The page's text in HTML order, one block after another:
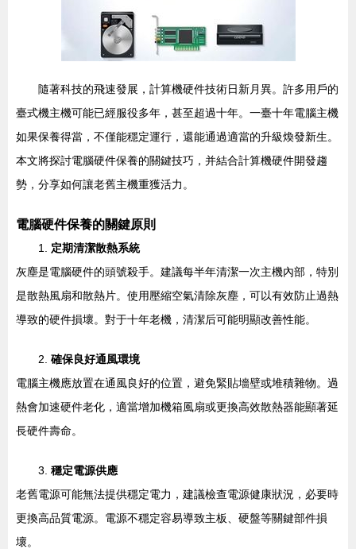
隨著科技的飛速發展，計算機硬件技術日新月異。許多用戶的
臺式機主機可能已經服役多年，甚至超過十年。一臺十年電腦主機
如果保養得當，不僅能穩定運行，還能通過適當的升級煥發新生。
本文將探討電腦硬件保養的關鍵技巧，并結合計算機硬件開發趨
勢，分享如何讓老舊主機重獲活力。
電腦硬件保養的關鍵原則
1. 定期清潔散熱系統
灰塵是電腦硬件的頭號殺手。建議每半年清潔一次主機內部，特別
是散熱風扇和散熱片。使用壓縮空氣清除灰塵，可以有效防止過熱
導致的硬件損壞。對于十年老機，清潔后可能明顯改善性能。
2. 確保良好通風環境
電腦主機應放置在通風良好的位置，避免緊貼墻壁或堆積雜物。過
熱會加速硬件老化，適當增加機箱風扇或更換高效散熱器能顯著延
長硬件壽命。
3. 穩定電源供應
老舊電源可能無法提供穩定電力，建議檢查電源健康狀況，必要時
更換高品質電源。電源不穩定容易導致主板、硬盤等關鍵部件損
壞。